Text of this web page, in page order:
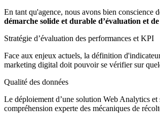
En tant qu'agence, nous avons bien conscience
démarche solide et durable d’évaluation et
Stratégie d’évaluation des performances et KPI
Face aux enjeux actuels, la définition
marketing digital doit pouvoir se vérifier sur
Qualité des données
Le déploiement d’une solution Web Analytics et
compréhension experte des mécaniques de